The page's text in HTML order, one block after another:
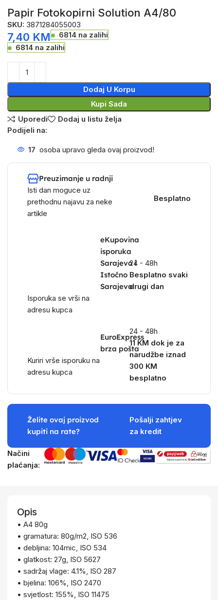
Papir Fotokopirni Solution A4/80
SKU: 3871284055003
7,40 KM
6814 na zalihi
6814 na zalihi
Dodaj U Korpu
Kupi Sada
Uporedi
Dodaj u listu želja
Podijeli na:
17 osoba upravo gleda ovaj proizvod!
Preuzimanje u radnji
Isti dan moguce uz
prethodnu najavu za neke
artikle
Besplatno
eKupovina
isporuka
Sarajevo i
Istočno
Sarajevo
Isporuka se vrši na
adresu kupca
24 - 48h
Besplatno svaki
drugi dan
EuroExpress
brza pošta
Kuriri vrše isporuku na
adresu kupca
24 - 48h
11 KM dok je za
narudžbe iznad
300 KM
besplatno
Želite ovaj proizvod
kupiti na rate?
Pošalji zahtjev
za kredit
Načini
plaćanja:
Opis
• A4 80g
• gramatura: 80g/m2, ISO 536
• debljina: 104mic, ISO 534
• glatkost: 27g, ISO 5627
• sadržaj vlage: 4.1%, ISO 287
• bjelina: 106%, ISO 2470
• svjetlost: 155%, ISO 11475